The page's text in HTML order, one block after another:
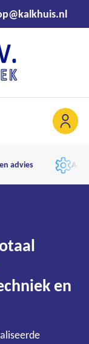
advies
en